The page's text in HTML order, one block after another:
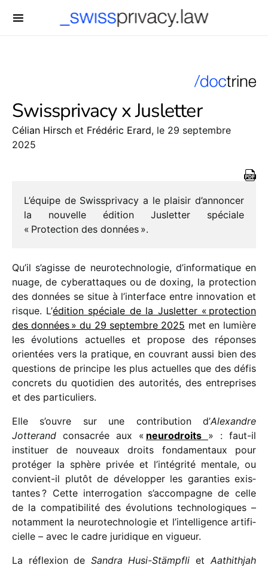
Swissprivacy x Jusletter
Célian Hirsch et Frédéric Erard, le 29 septembre
2025
L’équipe de Swissprivacy a le plai­sir d’annoncer
la nouvelle édition Jusletter spéciale
« Protection des données ».
Qu’il s’agisse de neuro­tech­no­lo­gie, d’informatique en
nuage, de cybe­rat­taques ou de doxing, la protec­tion
des données se situe à l’interface entre inno­va­tion et
risque. L’édition spéciale de la Jusletter « protec­tion
des données » du 29 septembre 2025 met en lumière
les évolu­tions actuelles et propose des réponses
orien­tées vers la pratique, en couvrant aussi bien des
ques­tions de prin­cipe les plus actuelles que des défis
concrets du quoti­dien des auto­ri­tés, des entre­prises
et des particuliers.
Elle s’ouvre sur une contri­bu­tion d’Alexandre
Jotterand consa­crée aux « neuro­droits » : faut-il
insti­tuer de nouveaux droits fonda­men­taux pour
proté­ger la sphère privée et l’intégrité mentale, ou
convient-il plutôt de déve­lop­per les garan­ties exis­
tantes ? Cette inter­ro­ga­tion s’accompagne de celle
de la compa­ti­bi­lité des évolu­tions tech­no­lo­giques –
notam­ment la neuro­tech­no­lo­gie et l’intelligence arti­fi­
cielle – avec le cadre juri­dique en vigueur.
La réflexion de Sandra Husi-Stämpfli etAathithjah